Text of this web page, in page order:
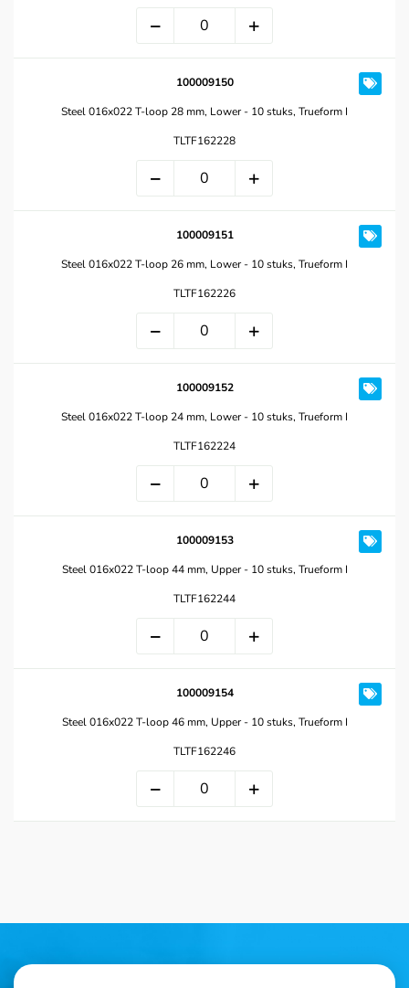
100009150
Steel 016x022 T-loop 28 mm, Lower - 10 stuks, Trueform I
TLTF162228
100009151
Steel 016x022 T-loop 26 mm, Lower - 10 stuks, Trueform I
TLTF162226
100009152
Steel 016x022 T-loop 24 mm, Lower - 10 stuks, Trueform I
TLTF162224
100009153
Steel 016x022 T-loop 44 mm, Upper - 10 stuks, Trueform I
TLTF162244
100009154
Steel 016x022 T-loop 46 mm, Upper - 10 stuks, Trueform I
TLTF162246